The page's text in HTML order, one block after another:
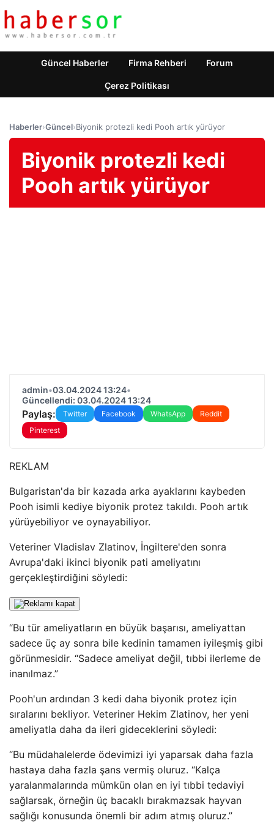
Güncel Haberler Firma Rehberi Forum
Çerez Politikası
Haberler›Güncel›Biyonik protezli kedi Pooh artık yürüyor
Biyonik protezli kedi
Pooh artık yürüyor
admin•03.04.2024 13:24•
Güncellendi: 03.04.2024 13:24
Paylaş: Twitter Facebook WhatsApp
Reddit
Pinterest
REKLAM
Bulgaristan'da bir kazada arka ayaklarını kaybeden
Pooh isimli kediye biyonik protez takıldı. Pooh artık
yürüyebiliyor ve oynayabiliyor.
Veteriner Vladislav Zlatinov, İngiltere'den sonra
Avrupa'daki ikinci biyonik pati ameliyatını
gerçekleştirdiğini söyledi:
“Bu tür ameliyatların en büyük başarısı, ameliyattan
sadece üç ay sonra bile kedinin tamamen iyileşmiş gibi
görünmesidir. “Sadece ameliyat değil, tıbbi ilerleme de
inanılmaz.”
Pooh'un ardından 3 kedi daha biyonik protez için
sıralarını bekliyor. Veteriner Hekim Zlatinov, her yeni
ameliyatla daha da ileri gideceklerini söyledi:
“Bu müdahalelerde ödevimizi iyi yaparsak daha fazla
hastaya daha fazla şans vermiş oluruz. “Kalça
yaralanmalarında mümkün olan en iyi tıbbi tedaviyi
sağlarsak, örneğin üç bacaklı bırakmazsak hayvan
sağlığı konusunda önemli bir adım atmış oluruz.”